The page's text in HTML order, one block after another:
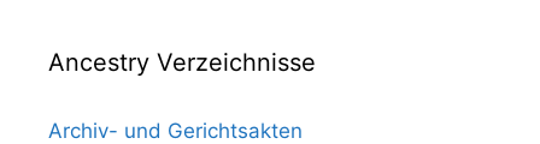
Ancestry Verzeichnisse
Archiv- und Gerichtsakten